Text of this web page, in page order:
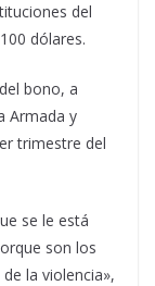
del
dólares.
bono, a
Armada y
trimestre del
se le está
son los
la violencia»,